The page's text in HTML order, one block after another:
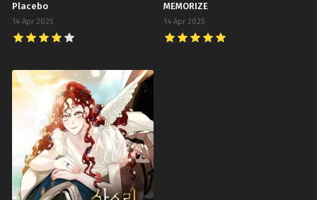
Placebo
14 Apr 2025
MEMORIZE
14 Apr 2025